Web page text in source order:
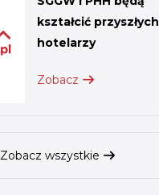
kształcić przyszłych
hotelarzy
Zobacz
Zobacz wszystkie